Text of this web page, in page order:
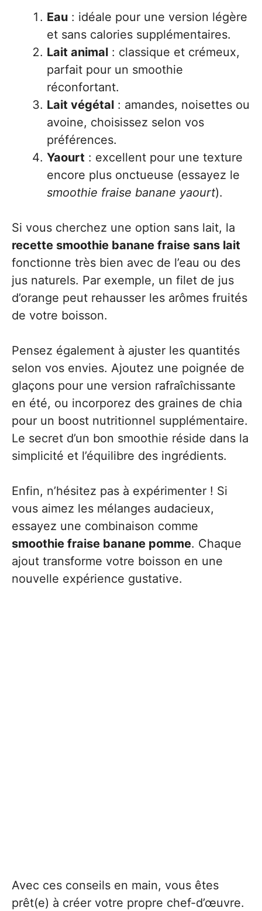
Eau : idéale pour une version légère
et sans calories supplémentaires.
Lait animal : classique et crémeux,
parfait pour un smoothie
réconfortant.
Lait végétal : amandes, noisettes ou
avoine, choisissez selon vos
préférences.
Yaourt : excellent pour une texture
encore plus onctueuse (essayez le
smoothie fraise banane yaourt).
Si vous cherchez une option sans lait, la
recette smoothie banane fraise sans lait
fonctionne très bien avec de l’eau ou des
jus naturels. Par exemple, un filet de jus
d’orange peut rehausser les arômes fruités
de votre boisson.
Pensez également à ajuster les quantités
selon vos envies. Ajoutez une poignée de
glaçons pour une version rafraîchissante
en été, ou incorporez des graines de chia
pour un boost nutritionnel supplémentaire.
Le secret d’un bon smoothie réside dans la
simplicité et l’équilibre des ingrédients.
Enfin, n’hésitez pas à expérimenter ! Si
vous aimez les mélanges audacieux,
essayez une combinaison comme
smoothie fraise banane pomme. Chaque
ajout transforme votre boisson en une
nouvelle expérience gustative.
Avec ces conseils en main, vous êtes
prêt(e) à créer votre propre chef-d’œuvre.